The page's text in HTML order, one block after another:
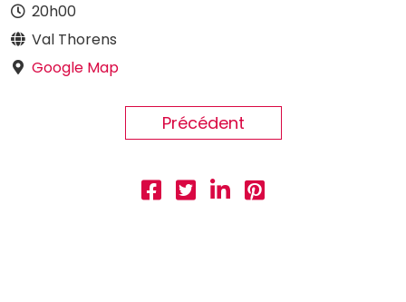
20h00
Val Thorens
Google Map
Précédent